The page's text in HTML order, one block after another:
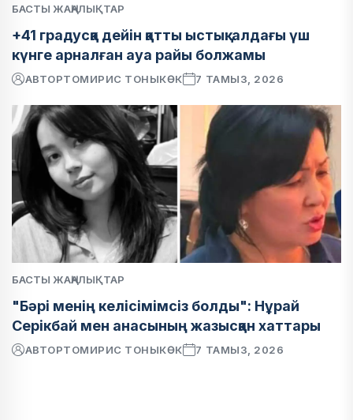
БАСТЫ ЖАҢАЛЫҚТАР
+41 градусқа дейін қатты ыстық: алдағы үш
күнге арналған ауа райы болжамы
АВТОРТОМИРИС ТОНЫКӨК 7 ТАМЫЗ, 2026
БАСТЫ ЖАҢАЛЫҚТАР
"Бәрі менің келісімімсіз болды": Нұрай
Серікбай мен анасының жазысқан хаттары
АВТОРТОМИРИС ТОНЫКӨК 7 ТАМЫЗ, 2026